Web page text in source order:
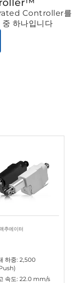
Controller를
하나입니다
추에이터
하중: 2,500
속도: 22.0 mm/s